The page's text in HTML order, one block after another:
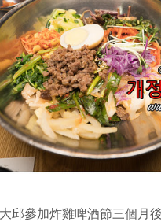
邱參加炸雞啤酒節三個月